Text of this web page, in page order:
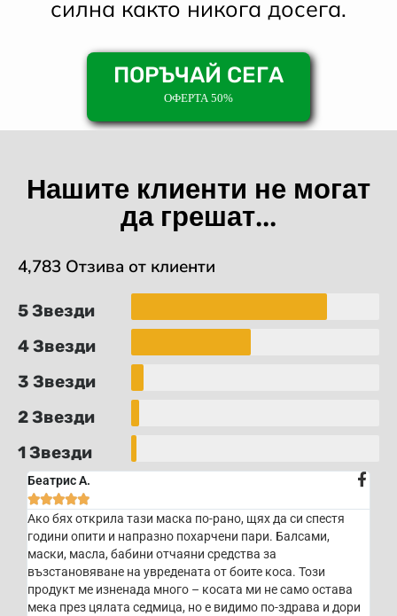
силна както никога досега.
ПОРЪЧАЙ СЕГА
ОФЕРТА 50%
Нашите клиенти не могат
да грешат...
4,783 Отзива от клиенти
5 Звезди
4 Звезди
3 Звезди
2 Звезди
1 Звезди
Беатрис А.

Ако бях открила тази маска по-рано, щях да си спестя
години опити и напразно похарчени пари. Балсами,
маски, масла, бабини отчаяни средства за
възстановяване на увредената от боите коса. Този
продукт ме изненада много – косата ми не само остава
мека през цялата седмица, но е видимо по-здрава и дори